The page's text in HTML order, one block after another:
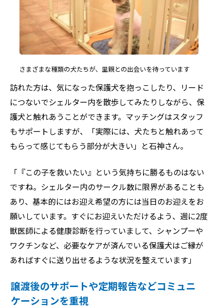
さまざまな種類の犬たちが、里親との出会いを待っています
訪れた方は、気になった保護犬を抱っこしたり、リード
につないでシェルター内を散歩してみたりしながら、保
護犬と触れあうことができます。マッチングはスタッフ
もサポートしますが、「実際には、犬たちと触れあって
もらって感じてもらう部分が大きい」と石神さん。
「『この子を救いたい』という気持ちに勝るものはない
ですね。シェルター内のサークル数に限界があることも
あり、基本的にはお迎え希望の方には当日のお迎えをお
願いしています。すぐにお迎えいただけるよう、週に2度
獣医師による健康診断を行っていまして、シャンプーや
ワクチンなど、必要なケアが済んでいる保護犬はご縁が
あればすぐに送り出せるような状況を整えています」
譲渡後のサポートや定期報告などコミュニ
ケーションを重視